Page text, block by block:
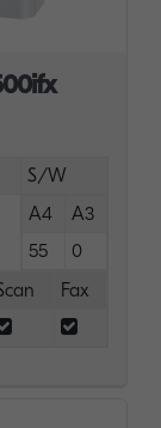
S/W
A4
A3
55
0
Fax